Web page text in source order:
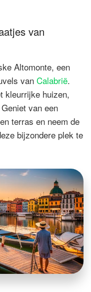
van
Altomonte, een
van Calabrië.
kleurrijke huizen,
van een
terras en neem de
bijzondere plek te